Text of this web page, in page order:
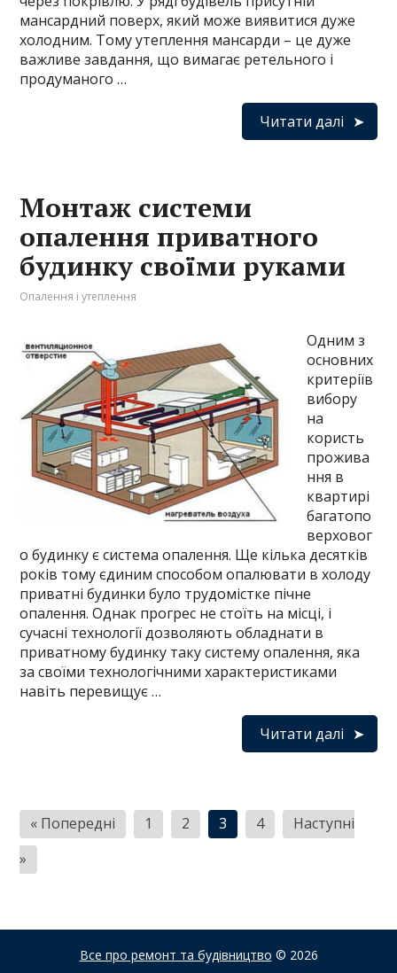
мансардний поверх, який може виявитися дуже
холодним. Тому утеплення мансарди – це дуже
важливе завдання, що вимагає ретельного і
продуманого …
Читати далі
Монтаж системи
опалення приватного
будинку своїми руками
Опалення і утеплення
Одним з
основних
критеріїв
вибору
на
користь
прожива
ння в
квартирі
багатопо
верховог
о будинку є система опалення. Ще кілька десятків
років тому єдиним способом опалювати в холоду
приватні будинки було трудомістке пічне
опалення. Однак прогрес не стоїть на місці, і
сучасні технології дозволяють обладнати в
приватному будинку таку систему опалення, яка
за своїми технологічними характеристиками
навіть перевищує …
Читати далі
Навігація
записів
« Попередні 1 2 3 4
Наступні
»
Все про ремонт та будівництво © 2026